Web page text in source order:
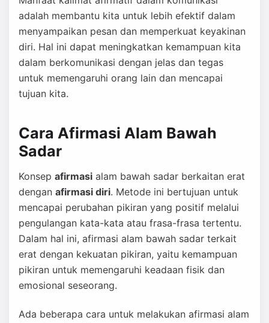
adalah membantu kita untuk lebih efektif dalam
menyampaikan pesan dan memperkuat keyakinan
diri. Hal ini dapat meningkatkan kemampuan kita
dalam berkomunikasi dengan jelas dan tegas
untuk memengaruhi orang lain dan mencapai
tujuan kita.
Cara Afirmasi Alam Bawah
Sadar
Konsep afirmasi alam bawah sadar berkaitan erat
dengan afirmasi diri. Metode ini bertujuan untuk
mencapai perubahan pikiran yang positif melalui
pengulangan kata-kata atau frasa-frasa tertentu.
Dalam hal ini, afirmasi alam bawah sadar terkait
erat dengan kekuatan pikiran, yaitu kemampuan
pikiran untuk memengaruhi keadaan fisik dan
emosional seseorang.
Ada beberapa cara untuk melakukan afirmasi alam